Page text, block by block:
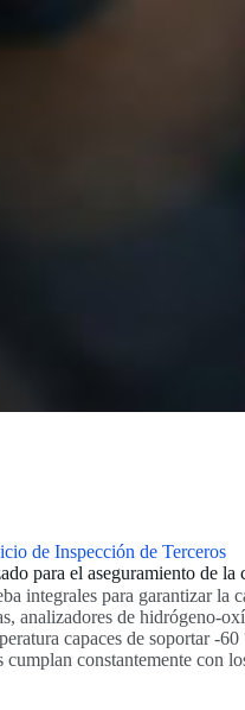
de Inspección de Terceros
para el aseguramiento de la
integrales para garantizar la
analizadores de hidrógeno-
capaces de soportar -
constantemente con